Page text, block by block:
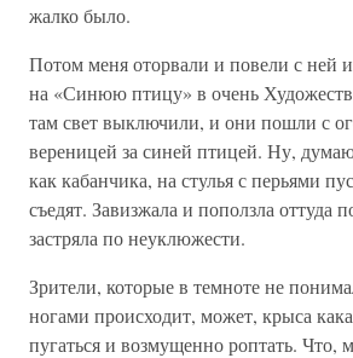
жалко было.
Потом меня оторвали и повели с ней
на «Синюю птицу» в очень
там свет выключили, и они пошли с
вереницей за синей птицей. Ну,
как кабанчика, на стулья с перьями
съедят. Завизжала и поползла оттуда
застряла по неуклюжести.
Зрители, которые в темноте не
ногами происходит, может, крыса
пугаться и возмущенно роптать. Что,